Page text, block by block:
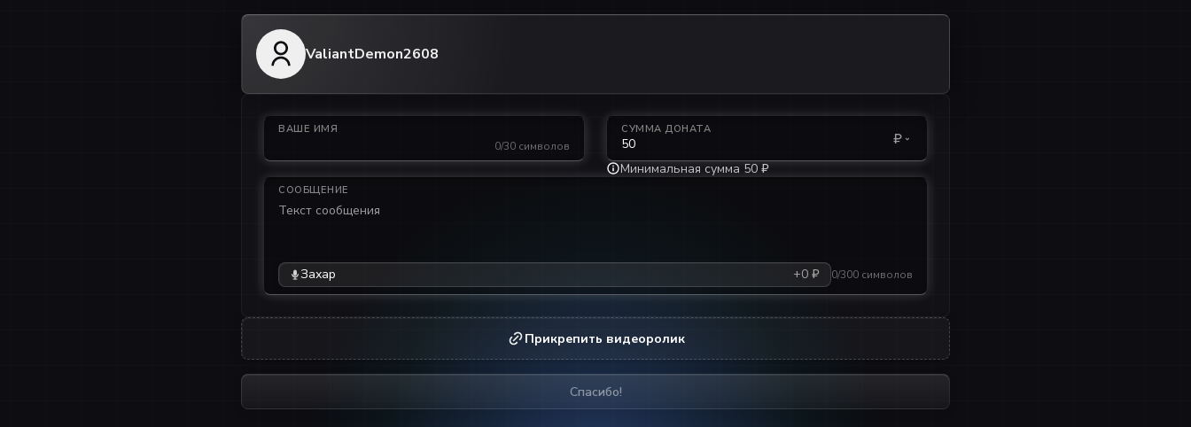
ValiantDemon2608
ВАШЕ ИМЯ
0/30 символов
СУММА ДОНАТА ₽
Минимальная сумма 50 ₽
СООБЩЕНИЕ
Захар +0 ₽ 0/300 символов
Прикрепить видеоролик
Спасибо!